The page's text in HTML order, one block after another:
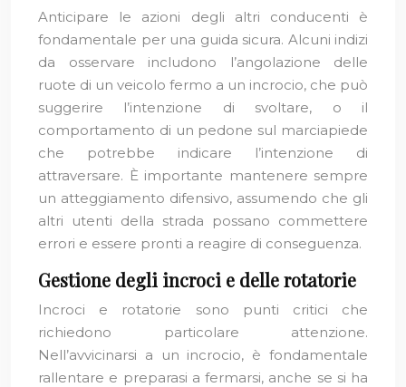
Anticipare le azioni degli altri conducenti è
fondamentale per una guida sicura. Alcuni indizi
da osservare includono l’angolazione delle
ruote di un veicolo fermo a un incrocio, che può
suggerire l’intenzione di svoltare, o il
comportamento di un pedone sul marciapiede
che potrebbe indicare l’intenzione di
attraversare. È importante mantenere sempre
un atteggiamento difensivo, assumendo che gli
altri utenti della strada possano commettere
errori e essere pronti a reagire di conseguenza.
Gestione degli incroci e delle rotatorie
Incroci e rotatorie sono punti critici che
richiedono particolare attenzione.
Nell’avvicinarsi a un incrocio, è fondamentale
rallentare e preparasi a fermarsi, anche se si ha